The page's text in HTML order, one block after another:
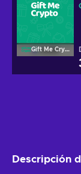
Gift Me Crypto
Descripción